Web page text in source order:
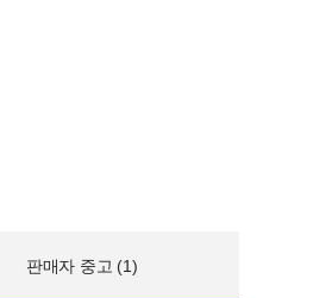
판매자 중고 (1)